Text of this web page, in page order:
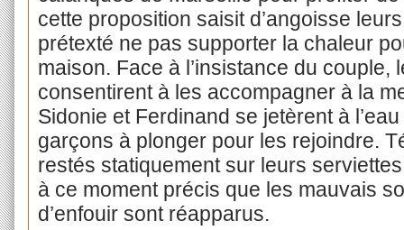
cette proposition saisit d’angoisse
prétexté ne pas supporter la chaleur
maison. Face à l’insistance du
consentirent à les accompagner à la
Sidonie et Ferdinand se jetèrent à
garçons à plonger pour les rejoindre.
restés statiquement sur leurs
à ce moment précis que les mauvais
d’enfouir sont réapparus.